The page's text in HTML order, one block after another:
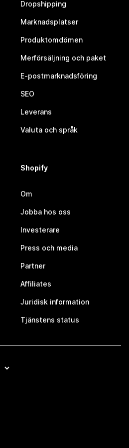
Dropshipping
Marknadsplatser
Produktomdömen
Merförsäljning och paket
E-postmarknadsföring
SEO
Leverans
Valuta och språk
Shopify
Om
Jobba hos oss
Investerare
Press och media
Partner
Affiliates
Juridisk information
Tjänstens status